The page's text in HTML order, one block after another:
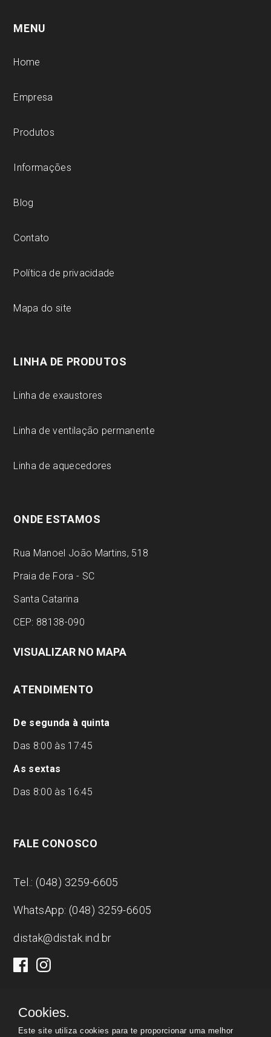
MENU
Home
Empresa
Produtos
Informações
Blog
Contato
Política de privacidade
Mapa do site
LINHA DE PRODUTOS
Linha de exaustores
Linha de ventilação permanente
Linha de aquecedores
ONDE ESTAMOS
Rua Manoel João Martins, 518
Praia de Fora - SC
Santa Catarina
CEP: 88138-090
VISUALIZAR NO MAPA
ATENDIMENTO
De segunda à quinta
Das 8:00 às 17:45
As sextas
Das 8:00 às 16:45
FALE CONOSCO
Tel.: (048) 3259-6605
WhatsApp: (048) 3259-6605
distak@distak.ind.br
Cookies.
Este site utiliza cookies para te proporcionar uma melhor